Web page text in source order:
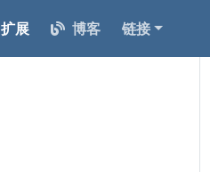
扩展 博客 链接